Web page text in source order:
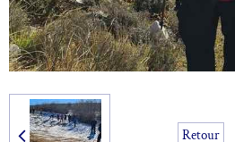
Retour